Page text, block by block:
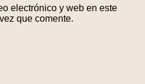
electrónico y web en este
que comente.